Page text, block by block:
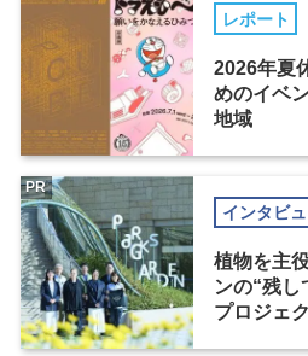
レポート
2026年夏
めのイベ
地域
インタビ
植物を主
ンの“残し
プロジェ
PR